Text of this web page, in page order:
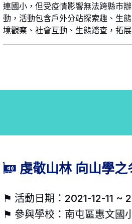
連國小，但受疫情影響無法跨縣市
動，活動包含戶外分站探索趣、生
境觀察、社會互動、生態踏查，拓
虔敬山林 向山學
⚑ 活動日期：2021-12-11 ~
⚑ 參與學校：南屯區惠文國